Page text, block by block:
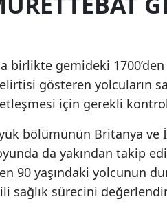
birlikte gemideki
gösteren yolcuların
için gerekli
bölümünün Britanya ve
da yakından takip
90 yaşındaki yolcunun
sağlık sürecini